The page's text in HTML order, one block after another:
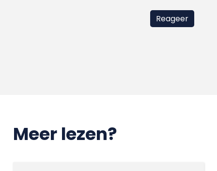
Meer lezen?